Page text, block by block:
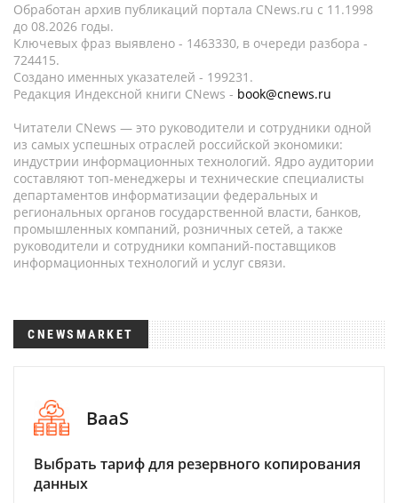
Обработан архив публикаций портала CNews.ru c 11.1998
до 08.2026 годы.
Ключевых фраз выявлено - 1463330, в очереди разбора -
724415.
Создано именных указателей - 199231.
Редакция Индексной книги CNews - book@cnews.ru
Читатели CNews — это руководители и сотрудники одной
из самых успешных отраслей российской экономики:
индустрии информационных технологий. Ядро аудитории
составляют топ-менеджеры и технические специалисты
департаментов информатизации федеральных и
региональных органов государственной власти, банков,
промышленных компаний, розничных сетей, а также
руководители и сотрудники компаний-поставщиков
информационных технологий и услуг связи.
CNEWSMARKET
BaaS
Выбрать тариф для резервного копирования
данных